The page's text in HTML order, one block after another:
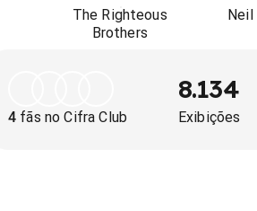
The Righteous
Brothers
Neil
4 fãs no Cifra Club
8.134
Exibições